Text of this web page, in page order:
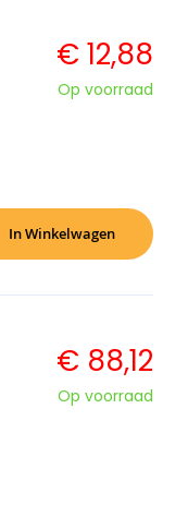
€ 12,88
Op voorraad
In Winkelwagen
€ 88,12
Op voorraad